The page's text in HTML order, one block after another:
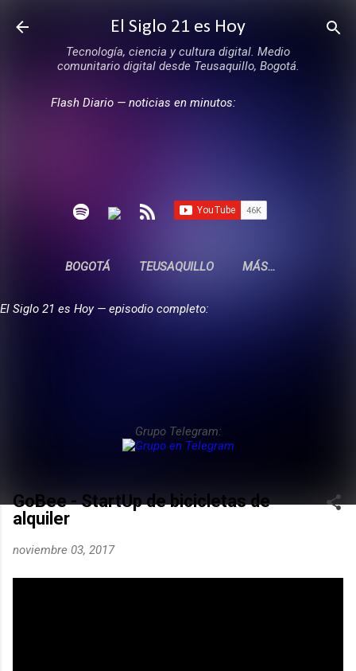
Ir al contenido principal
El Siglo 21 es Hoy
Tecnología, ciencia y cultura digital. Medio
comunitario digital desde Teusaquillo, Bogotá.
Flash Diario — noticias en minutos:
BOGOTÁ TEUSAQUILLO MÁS…
El Siglo 21 es Hoy — episodio completo:
Grupo Telegram:
GoBee - StartUp de bicicletas de
alquiler
noviembre 03, 2017